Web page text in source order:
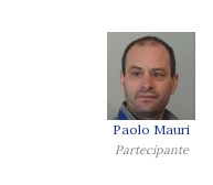
Paolo Mauri
Partecipante